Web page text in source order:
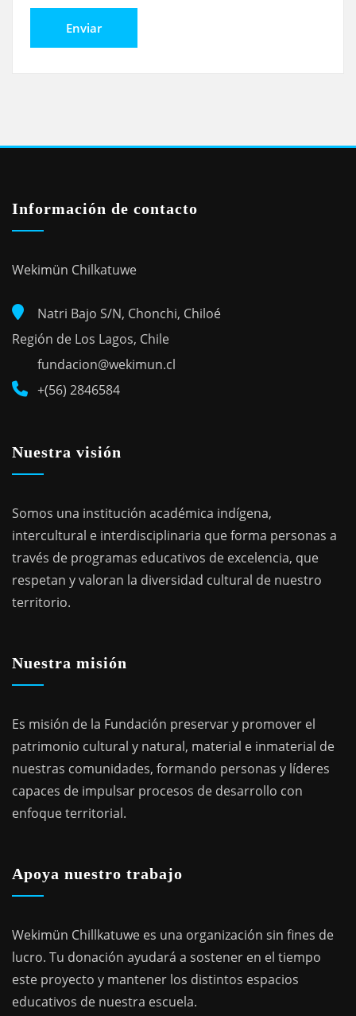
Información de contacto
Wekimün Chilkatuwe
Natri Bajo S/N, Chonchi, Chiloé
Región de Los Lagos, Chile
fundacion@wekimun.cl
+(56) 2846584
Nuestra visión
Somos una institución académica indígena,
intercultural e interdisciplinaria que forma personas a
través de programas educativos de excelencia, que
respetan y valoran la diversidad cultural de nuestro
territorio.
Nuestra misión
Es misión de la Fundación preservar y promover el
patrimonio cultural y natural, material e inmaterial de
nuestras comunidades, formando personas y líderes
capaces de impulsar procesos de desarrollo con
enfoque territorial.
Apoya nuestro trabajo
Wekimün Chillkatuwe es una organización sin fines de
lucro. Tu donación ayudará a sostener en el tiempo
este proyecto y mantener los distintos espacios
educativos de nuestra escuela.